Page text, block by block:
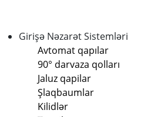
Girişə Nəzarət Sistemləri
Avtomat qapılar
90° darvaza qolları
Jaluz qapilar
Şlaqbaumlar
Kilidlər